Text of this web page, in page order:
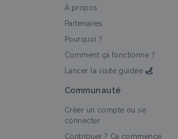
À propos
Partenaires
Pourquoi ?
Comment ça fonctionne ?
Lancer la visite guidée
Communauté
Créer un compte ou se
connecter
Contribuer ? Ça commence